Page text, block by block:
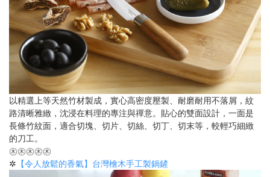
以精選上等天然竹材製成，實心高密度壓製、耐磨耐用不落屑，紋
路清晰雅緻，沈浸在料理的專注與禪意。貼心的雙面設計，一面是
長條竹紋面，適合切塊、切片、切絲、切丁、切末等，較輕巧細緻
的刀工。
㊍㊍㊍㊍㊍
✲ 【令人放鬆的香氣】台灣檜木手工製鍋鏟